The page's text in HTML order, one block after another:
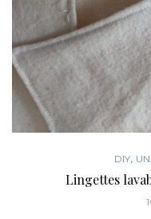
DIY,
Lingettes